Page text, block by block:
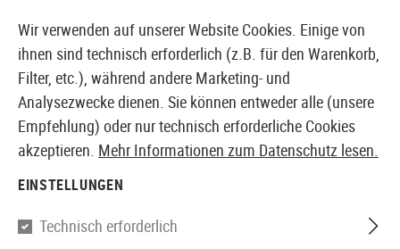
EUROPÄISCHER AIRSOFT SHOP & GROßHÄNDLER
Maple Leaf
Wir verwenden auf unserer Website Cookies. Einige von
ihnen sind technisch erforderlich (z.B. für den Warenkorb,
Filter, etc.), während andere Marketing- und
Analysezwecke dienen. Sie können entweder alle (unsere
Empfehlung) oder nur technisch erforderliche Cookies
akzeptieren. Mehr Informationen zum Datenschutz lesen.
EINSTELLUNGEN
Technisch erforderlich